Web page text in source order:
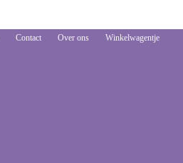
Contact Over ons Winkelwagentje